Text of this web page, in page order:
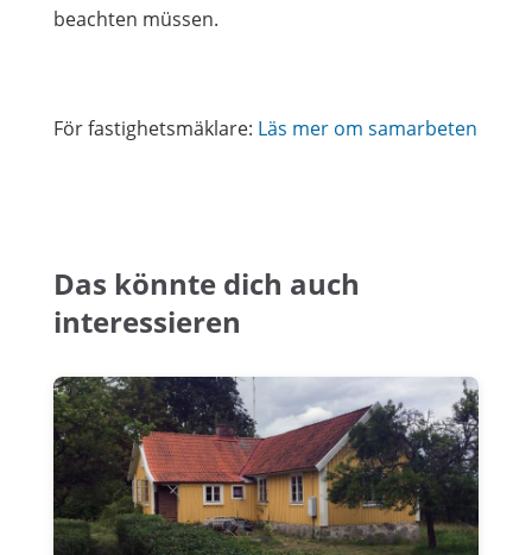
beachten müssen.
För fastighetsmäklare: Läs mer om samarbeten
Das könnte dich auch
interessieren